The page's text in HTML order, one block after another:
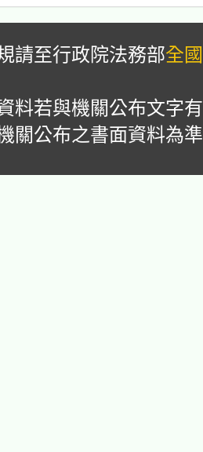
請至行政院法務部全
料若與機關公布文字
關公布之書面資料為